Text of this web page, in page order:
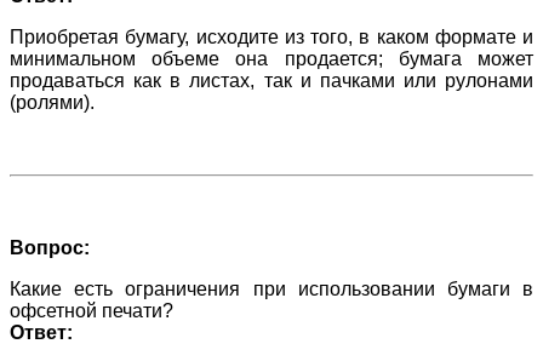
Приобретая бумагу, исходите из того, в каком формате и
минимальном объеме она продается; бумага может
продаваться как в листах, так и пачками или рулонами
(ролями).
Вопрос:
Какие есть ограничения при использовании бумаги в
офсетной печати?
Ответ: